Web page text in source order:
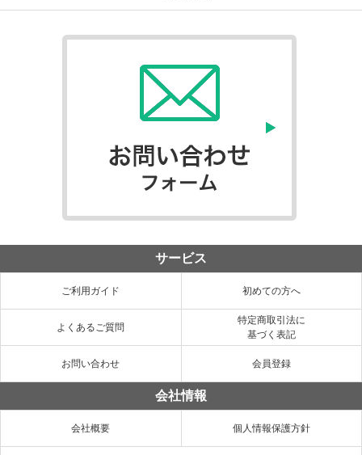
サービス
ご利用ガイド 初めての方へ
よくあるご質問
特定商取引法に
基づく表記
お問い合わせ 会員登録
会社情報
会社概要 個人情報保護方針